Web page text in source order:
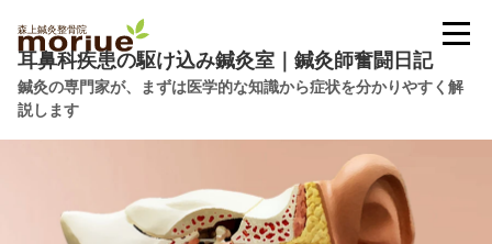
耳鼻科疾患の駆け込み鍼灸室｜鍼灸師奮闘日記
鍼灸の専門家が、まずは医学的な知識から症状を分かりやすく解
説します